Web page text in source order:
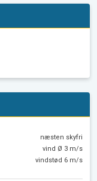
næsten skyfri
vind Ø 3 m/s
vindstød 6 m/s